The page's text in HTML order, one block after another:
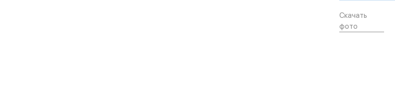
Скачать
фото